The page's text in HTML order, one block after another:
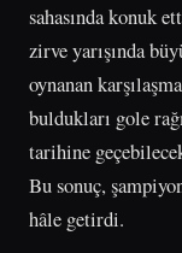
sahasında konuk
zirve yarışında
oynanan
buldukları gole
tarihine
Bu sonuç,
hâle getirdi.